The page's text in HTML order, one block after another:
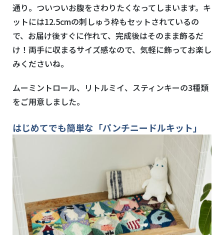
通り。ついついお腹をさわりたくなってしまいます。キ
ットには12.5cmの刺しゅう枠もセットされているの
で、お届け後すぐに作れて、完成後はそのまま飾るだ
け！両手に収まるサイズ感なので、気軽に飾ってお楽し
みくださいね。
ムーミントロール、リトルミイ、スティンキーの3種類
をご用意しました。
はじめてでも簡単な「パンチニードルキット」